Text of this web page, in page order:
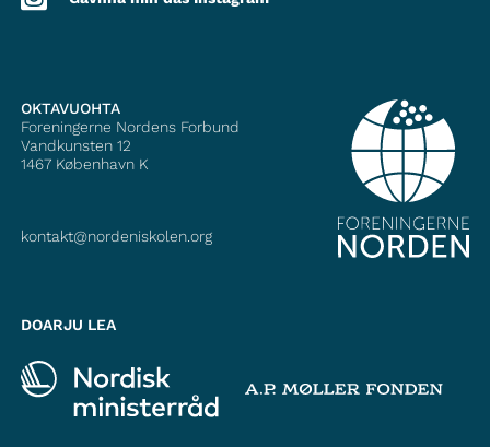
OKTAVUOHTA
Foreningerne Nordens Forbund
Vandkunsten 12
1467 København K
kontakt@nordeniskolen.org
DOARJU LEA